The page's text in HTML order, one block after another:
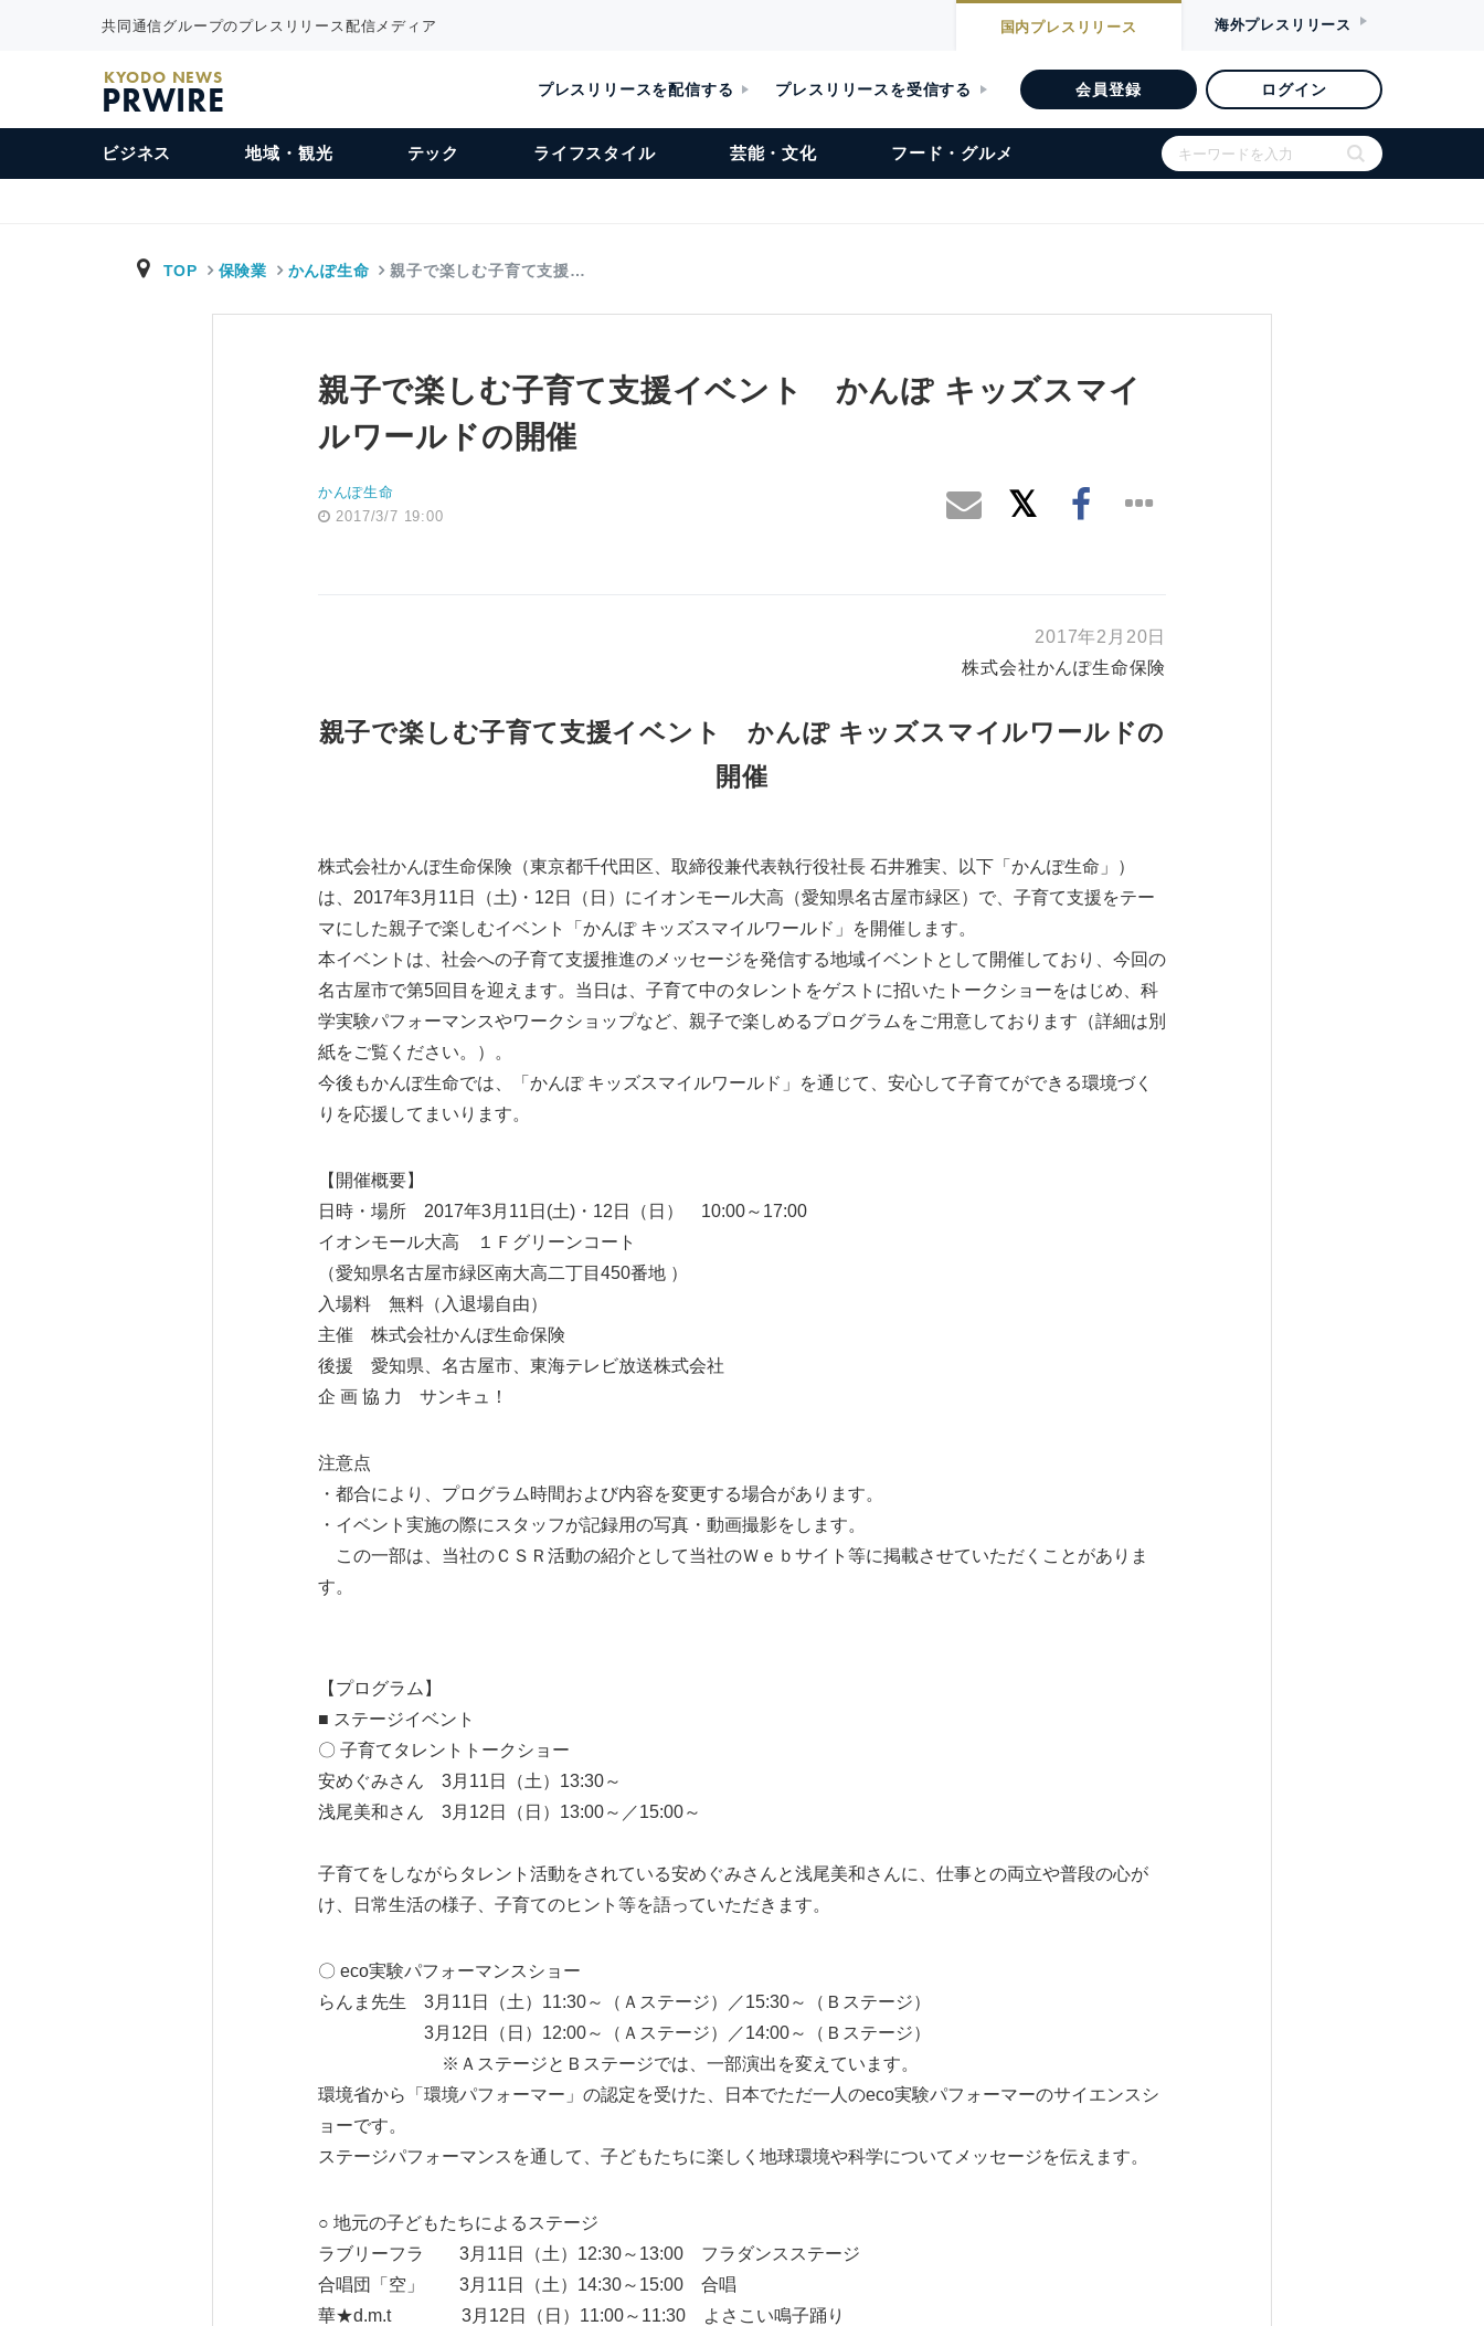
共同通信グループのプレスリリース配信メディア 国内プレスリリース 海外プレスリリース
KYODO NEWS
PRWIRE プレスリリースを配信する プレスリリースを受信する 会員登録 ログイン
ビジネス 地域・観光 テック ライフスタイル 芸能・文化 フード・グルメ
TOP 保険業 かんぽ生命 親子で楽しむ子育て支援…
親子で楽しむ子育て支援イベント かんぽ キッズスマイ
ルワールドの開催
かんぽ生命
2017/3/7 19:00
2017年2月20日
株式会社かんぽ生命保険
親子で楽しむ子育て支援イベント かんぽ キッズスマイルワールドの
開催
株式会社かんぽ生命保険（東京都千代田区、取締役兼代表執行役社長 石井雅実、以下「かんぽ生命」）
は、2017年3月11日（土)・12日（日）にイオンモール大高（愛知県名古屋市緑区）で、子育て支援をテー
マにした親子で楽しむイベント「かんぽ キッズスマイルワールド」を開催します。
本イベントは、社会への子育て支援推進のメッセージを発信する地域イベントとして開催しており、今回の
名古屋市で第5回目を迎えます。当日は、子育て中のタレントをゲストに招いたトークショーをはじめ、科
学実験パフォーマンスやワークショップなど、親子で楽しめるプログラムをご用意しております（詳細は別
紙をご覧ください。）。
今後もかんぽ生命では、「かんぽ キッズスマイルワールド」を通じて、安心して子育てができる環境づく
りを応援してまいります。
【開催概要】
日時・場所 2017年3月11日(土)・12日（日） 10:00～17:00
イオンモール大高 １Ｆグリーンコート
（愛知県名古屋市緑区南大高二丁目450番地 ）
入場料 無料（入退場自由）
主催 株式会社かんぽ生命保険
後援 愛知県、名古屋市、東海テレビ放送株式会社
企 画 協 力 サンキュ！
注意点
・都合により、プログラム時間および内容を変更する場合があります。
・イベント実施の際にスタッフが記録用の写真・動画撮影をします。
この一部は、当社のＣＳＲ活動の紹介として当社のＷｅｂサイト等に掲載させていただくことがありま
す。
【プログラム】
■ ステージイベント
〇 子育てタレントトークショー
安めぐみさん 3月11日（土）13:30～
浅尾美和さん 3月12日（日）13:00～／15:00～
子育てをしながらタレント活動をされている安めぐみさんと浅尾美和さんに、仕事との両立や普段の心が
け、日常生活の様子、子育てのヒント等を語っていただきます。
〇 eco実験パフォーマンスショー
らんま先生 3月11日（土）11:30～（Ａステージ）／15:30～（Ｂステージ）
3月12日（日）12:00～（Ａステージ）／14:00～（Ｂステージ）
※ＡステージとＢステージでは、一部演出を変えています。
環境省から「環境パフォーマー」の認定を受けた、日本でただ一人のeco実験パフォーマーのサイエンスシ
ョーです。
ステージパフォーマンスを通して、子どもたちに楽しく地球環境や科学についてメッセージを伝えます。
○ 地元の子どもたちによるステージ
ラブリーフラ 3月11日（土）12:30～13:00 フラダンスステージ
合唱団「空」 3月11日（土）14:30～15:00 合唱
華★d.m.t 3月12日（日）11:00～11:30 よさこい鳴子踊り
Japanese